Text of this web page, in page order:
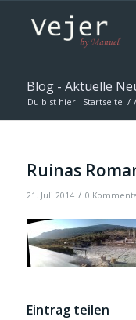
Blog - Aktuelle
Du bist hier: Startseite / /
Ruinas
21. Juli 2014 / 0
Eintrag teilen